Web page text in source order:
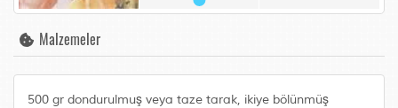
Malzemeler
500 gr dondurulmuş veya taze tarak, ikiye bölünmüş